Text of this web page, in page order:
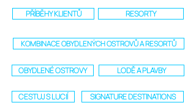
PŘÍBĚHY KLIENTŮ RESORTY
KOMBINACE OBYDLENÝCH OSTROVŮ A RESORTŮ
OBYDLENÉ OSTROVY LODĚ A PLAVBY
CESTUJ S LUCIÍ SIGNATURE DESTINATIONS